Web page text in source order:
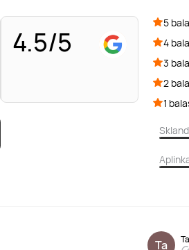
4.5/5
5
4
3
2
1
Ta